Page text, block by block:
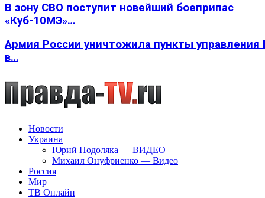
В зону СВО поступит новейший боеприпас
«Куб-10МЭ»…
Армия России уничтожила пункты
в…
Новости
Украина
Юрий Подоляка — ВИДЕО
Михаил Онуфриенко — Видео
Россия
Мир
ТВ Онлайн